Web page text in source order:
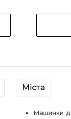
Міста
Машинки